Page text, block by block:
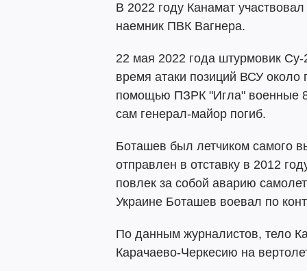
В 2022 году Канамат
наемник ПВК Вагнера.
22 мая 2022 года штурмовик
время атаки позиций ВСУ около
помощью ПЗРК "Игла" военные
сам генерал-майор погиб.
Боташев был летчиком самого
отправлен в отставку в 2012
повлек за собой аварию
Украине Боташев воевал по
По данным журналистов, тело
Карачаево-Черкесию на